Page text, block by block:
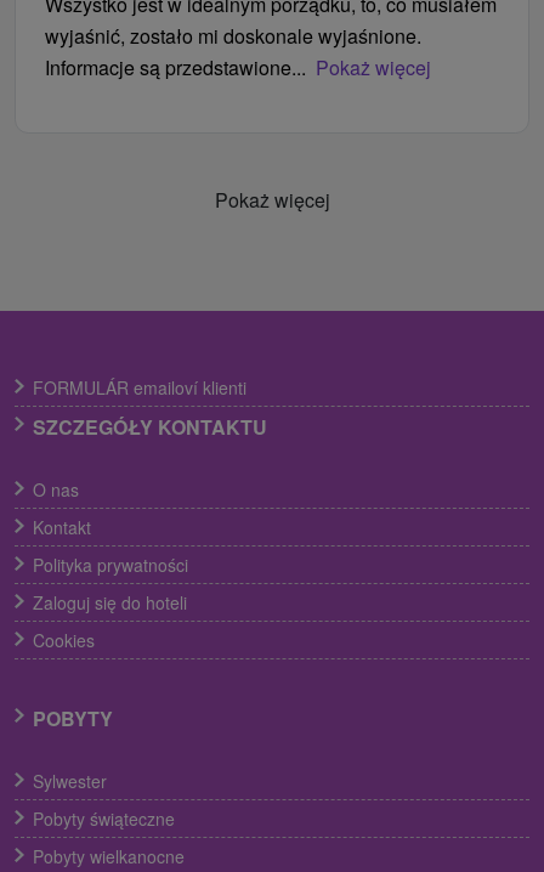
wyjaśnić, zostało mi doskonale wyjaśnione.
Informacje są przedstawione... Pokaż więcej
Pokaż więcej
FORMULÁR emailoví klienti
SZCZEGÓŁY KONTAKTU
O nas
Kontakt
Polityka prywatności
Zaloguj się do hoteli
Cookies
POBYTY
Sylwester
Pobyty świąteczne
Pobyty wielkanocne